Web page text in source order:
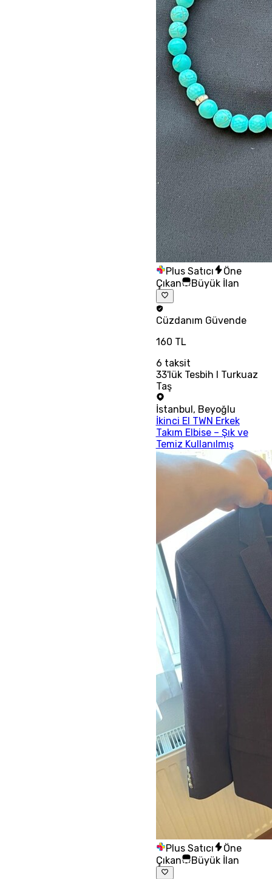
Plus Satıcı
Öne
Çıkan
Büyük İlan
Cüzdanım Güvende
160 TL
6 taksit
33'lük Tesbih I Turkuaz
Taş
İstanbul, Beyoğlu
İkinci El TWN Erkek
Takım Elbise – Şık ve
Temiz Kullanılmış
Plus Satıcı
Öne
Çıkan
Büyük İlan